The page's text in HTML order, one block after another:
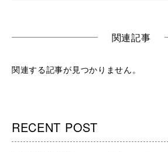
関連記事
関連する記事が見つかりません。
RECENT POST